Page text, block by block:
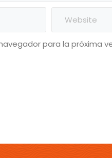
para la próxima